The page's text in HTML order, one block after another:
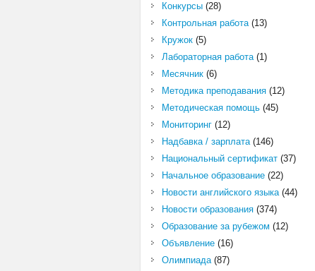
Конкурсы(28)
Контрольная работа(13)
Кружок(5)
Лабораторная работа(1)
Месячник(6)
Методика преподавания(12)
Методическая помощь(45)
Мониторинг(12)
Надбавка / зарплата(146)
Национальный сертификат(37)
Начальное образование(22)
Новости английского языка(44)
Новости образования(374)
Образование за рубежом (12)
Объявление(16)
Олимпиада(87)